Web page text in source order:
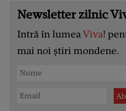
Newsletter zilnic
Intră în lumeaViva!
mai noi știri mondene.